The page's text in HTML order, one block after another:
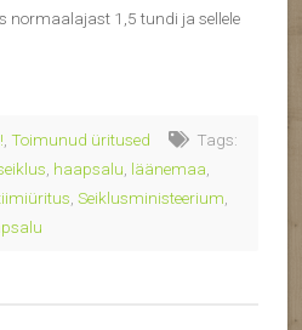
normaalajast 1,5 tundi ja sellele
Toimunud üritused
Tags:
haapsalu läänemaa
Seiklusministeerium